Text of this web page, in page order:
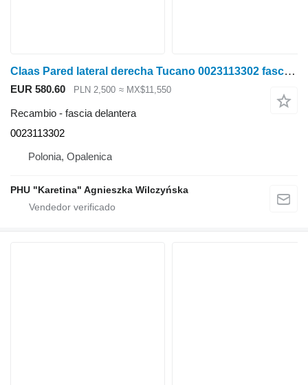
Claas Pared lateral derecha Tucano 0023113302 fascia delantera para Claas Tucano cosechadora de cereales
EUR 580.60 PLN 2,500 ≈ MX$11,550
Recambio - fascia delantera
0023113302
Polonia, Opalenica
PHU "Karetina" Agnieszka Wilczyńska